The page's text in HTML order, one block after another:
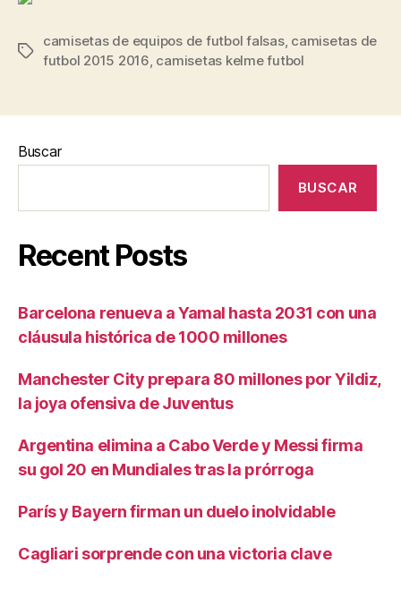
Etiquetas
camisetas de equipos de futbol falsas, camisetas de
futbol 2015 2016 camisetas kelme futbol
Buscar
BUSCAR
Recent Posts
Barcelona renueva a Yamal hasta 2031 con una
cláusula histórica de 1000 millones
Manchester City prepara 80 millones por Yildiz,
la joya ofensiva de Juventus
Argentina elimina a Cabo Verde y Messi firma
su gol 20 en Mundiales tras la prórroga
París y Bayern firman un duelo inolvidable
Cagliari sorprende con una victoria clave